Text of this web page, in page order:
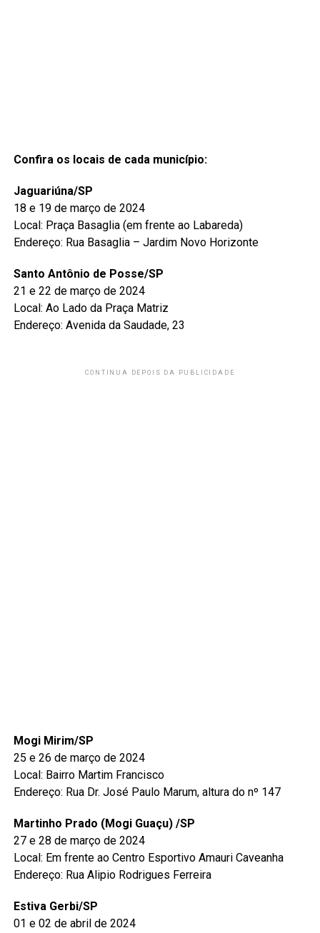
Confira os locais de cada município:
Jaguariúna/SP
18 e 19 de março de 2024
Local: Praça Basaglia (em frente ao Labareda)
Endereço: Rua Basaglia – Jardim Novo Horizonte
Santo Antônio de Posse/SP
21 e 22 de março de 2024
Local: Ao Lado da Praça Matriz
Endereço: Avenida da Saudade, 23
CONTINUA DEPOIS DA PUBLICIDADE
Mogi Mirim/SP
25 e 26 de março de 2024
Local: Bairro Martim Francisco
Endereço: Rua Dr. José Paulo Marum, altura do nº 147
Martinho Prado (Mogi Guaçu) /SP
27 e 28 de março de 2024
Local: Em frente ao Centro Esportivo Amauri Caveanha
Endereço: Rua Alipio Rodrigues Ferreira
Estiva Gerbi/SP
01 e 02 de abril de 2024